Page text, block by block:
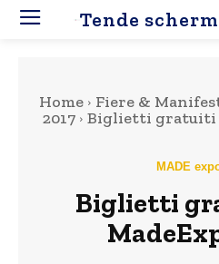
Tende
Home Fiere &
2017
Biglietti gratuiti
MADE
Biglietti